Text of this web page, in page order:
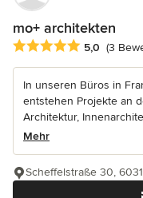
mo+ architekten
Durchschnittliche
5,0 (3
In unseren Büros in
entstehen Projekte an
Architektur,
Mehr
Scheffelstraße 30,